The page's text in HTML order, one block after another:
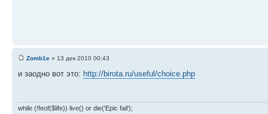
Zomb1e » 13 дек 2010 00:43
и заодно вот это: http://birota.ru/useful/choice.php
while (!feof($life)) live() or die('Epic fail');